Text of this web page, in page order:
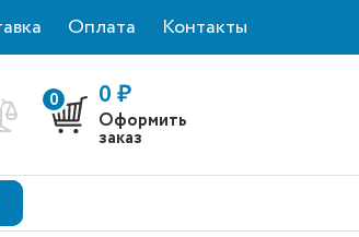
Оплата Контакты
0 0 ₽
Оформить
заказ